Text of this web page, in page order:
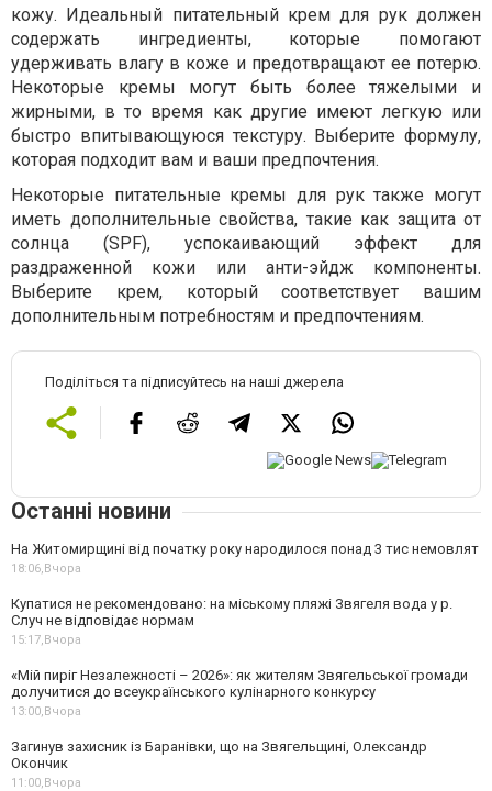
кожу. Идеальный питательный крем для рук должен
содержать ингредиенты, которые помогают
удерживать влагу в коже и предотвращают ее потерю.
Некоторые кремы могут быть более тяжелыми и
жирными, в то время как другие имеют легкую или
быстро впитывающуюся текстуру. Выберите формулу,
которая подходит вам и ваши предпочтения.
Некоторые питательные кремы для рук также могут
иметь дополнительные свойства, такие как защита от
солнца (SPF), успокаивающий эффект для
раздраженной кожи или анти-эйдж компоненты.
Выберите крем, который соответствует вашим
дополнительным потребностям и предпочтениям.
Поділіться та підписуйтесь на наші джерела
Останні новини
На Житомирщині від початку року народилося понад 3 тис немовлят
18:06,Вчора
Купатися не рекомендовано: на міському пляжі Звягеля вода у р.
Случ не відповідає нормам
15:17,Вчора
«Мій пиріг Незалежності – 2026»: як жителям Звягельської громади
долучитися до всеукраїнського кулінарного конкурсу
13:00,Вчора
Загинув захисник із Баранівки, що на Звягельщині, Олександр
Окончик
11:00,Вчора